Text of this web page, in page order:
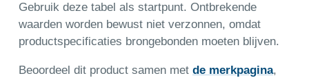
Gebruik deze tabel als startpunt. Ontbrekende
waarden worden bewust niet verzonnen, omdat
productspecificaties brongebonden moeten blijven.
Beoordeel dit product samen met de merkpagina,